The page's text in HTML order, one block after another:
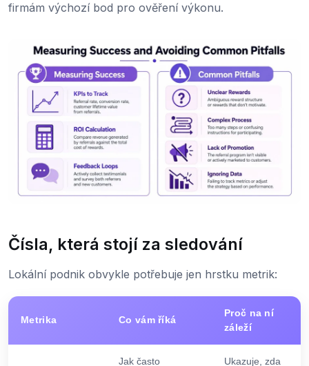
firmám výchozí bod pro ověření výkonu.
Čísla, která stojí za sledování
Lokální podnik obvykle potřebuje jen hrstku metrik:
Metrika Co vám říká
Proč na ní
záleží
Jak často Ukazuje, zda